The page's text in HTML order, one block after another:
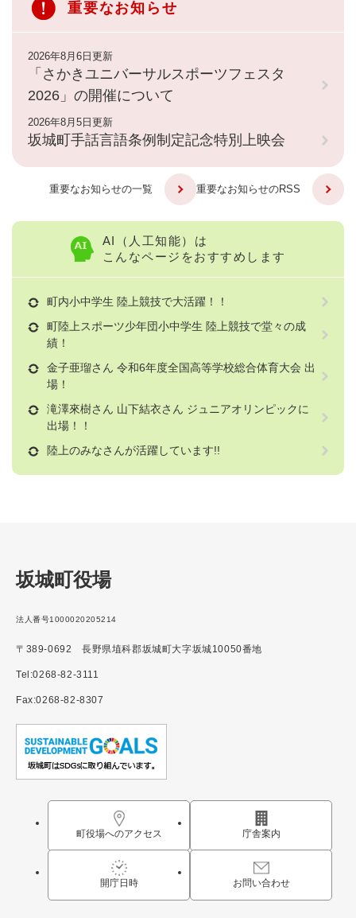
重要なお知らせ
2026年8月6日更新
「さかきユニバーサルスポーツフェスタ
2026」の開催について
2026年8月5日更新
坂城町手話言語条例制定記念特別上映会
重要なお知らせの一覧 重要なお知らせのRSS
AI（人工知能）は
こんなページをおすすめします
町内小中学生 陸上競技で大活躍！！
町陸上スポーツ少年団小中学生 陸上競技で堂々の成
績！
金子亜瑠さん 令和6年度全国高等学校総合体育大会 出
場！
滝澤來樹さん 山下結衣さん ジュニアオリンピックに
出場！！
陸上のみなさんが活躍しています!!
坂城町役場
法人番号1000020205214
〒389-0692 長野県埴科郡坂城町大字坂城10050番地
Tel:0268-82-3111
Fax:0268-82-8307
町役場へのアクセス 庁舎案内
開庁日時 お問い合わせ